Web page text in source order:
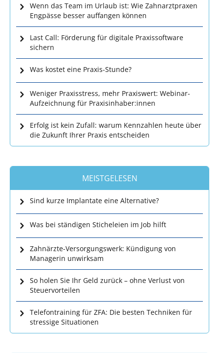
Wenn das Team im Urlaub ist: Wie Zahnarztpraxen
Engpässe besser auffangen können
Last Call: Förderung für digitale Praxissoftware
sichern
Was kostet eine Praxis-Stunde?
Weniger Praxisstress, mehr Praxiswert: Webinar-
Aufzeichnung für Praxisinhaber:innen
Erfolg ist kein Zufall: warum Kennzahlen heute über
die Zukunft Ihrer Praxis entscheiden
MEISTGELESEN
Sind kurze Implantate eine Alternative?
Was bei ständigen Sticheleien im Job hilft
Zahnärzte-Versorgungswerk: Kündigung von
Managerin unwirksam
So holen Sie Ihr Geld zurück – ohne Verlust von
Steuervorteilen
Telefontraining für ZFA: Die besten Techniken für
stressige Situationen